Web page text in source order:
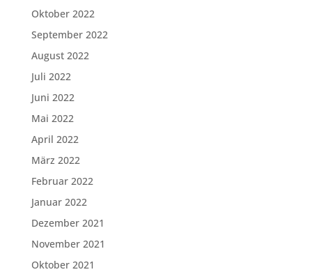
Oktober 2022
September 2022
August 2022
Juli 2022
Juni 2022
Mai 2022
April 2022
März 2022
Februar 2022
Januar 2022
Dezember 2021
November 2021
Oktober 2021